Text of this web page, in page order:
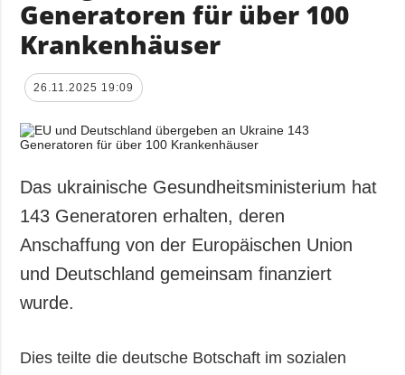
Generatoren für über 100
Krankenhäuser
26.11.2025 19:09
Das ukrainische Gesundheitsministerium hat
143 Generatoren erhalten, deren
Anschaffung von der Europäischen Union
und Deutschland gemeinsam finanziert
wurde.
Dies teilte die deutsche Botschaft im sozialen